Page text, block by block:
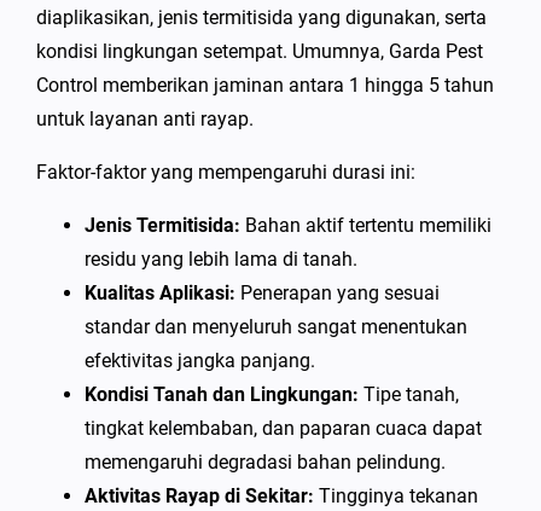
diaplikasikan, jenis termitisida yang digunakan, serta
kondisi lingkungan setempat. Umumnya, Garda Pest
Control memberikan jaminan antara 1 hingga 5 tahun
untuk layanan anti rayap.
Faktor-faktor yang mempengaruhi durasi ini:
Jenis Termitisida: Bahan aktif tertentu memiliki
residu yang lebih lama di tanah.
Kualitas Aplikasi: Penerapan yang sesuai
standar dan menyeluruh sangat menentukan
efektivitas jangka panjang.
Kondisi Tanah dan Lingkungan: Tipe tanah,
tingkat kelembaban, dan paparan cuaca dapat
memengaruhi degradasi bahan pelindung.
Aktivitas Rayap di Sekitar: Tingginya tekanan